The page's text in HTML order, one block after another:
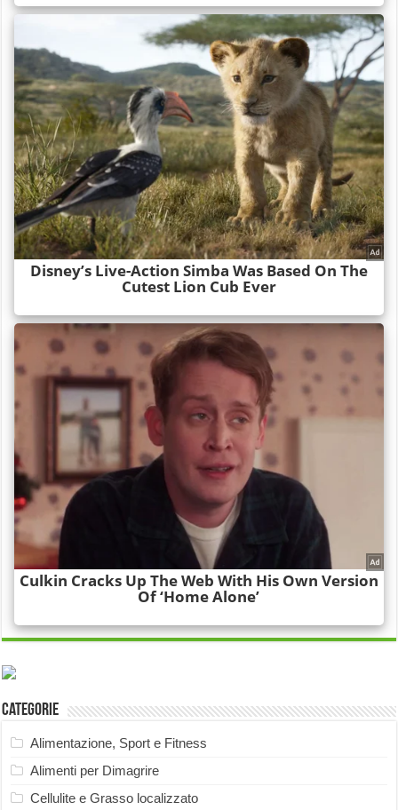
Categorie
Alimentazione, Sport e Fitness
Alimenti per Dimagrire
Cellulite e Grasso localizzato